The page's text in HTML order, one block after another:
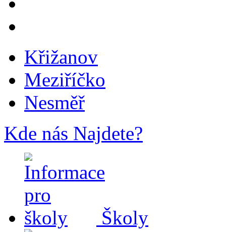
Křižanov
Meziříčko
Nesměř
Kde nás Najdete?
Školy